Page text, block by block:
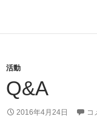
e
o
o
k
er
活動
Q&A
2016年4月24日 コ